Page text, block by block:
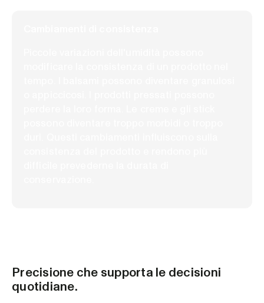
Precisione che supporta le decisioni
quotidiane.